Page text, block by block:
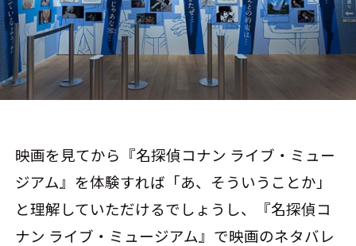
映画を見てから『名探偵コナン ライブ・ミュー
ジアム』を体験すれば「あ、そういうことか」
と理解していただけるでしょうし、『名探偵コ
ナン ライブ・ミュージアム』で映画のネタバレ